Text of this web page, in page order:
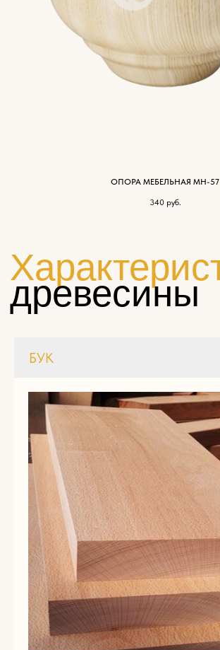
ОПОРА МЕБЕЛЬНАЯ МН-57
340 руб.
Пишите нампо
Телефон
+93
Комментарий